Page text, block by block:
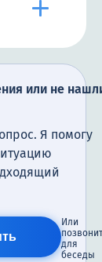
или не
Я помогу
Или
для
беседы